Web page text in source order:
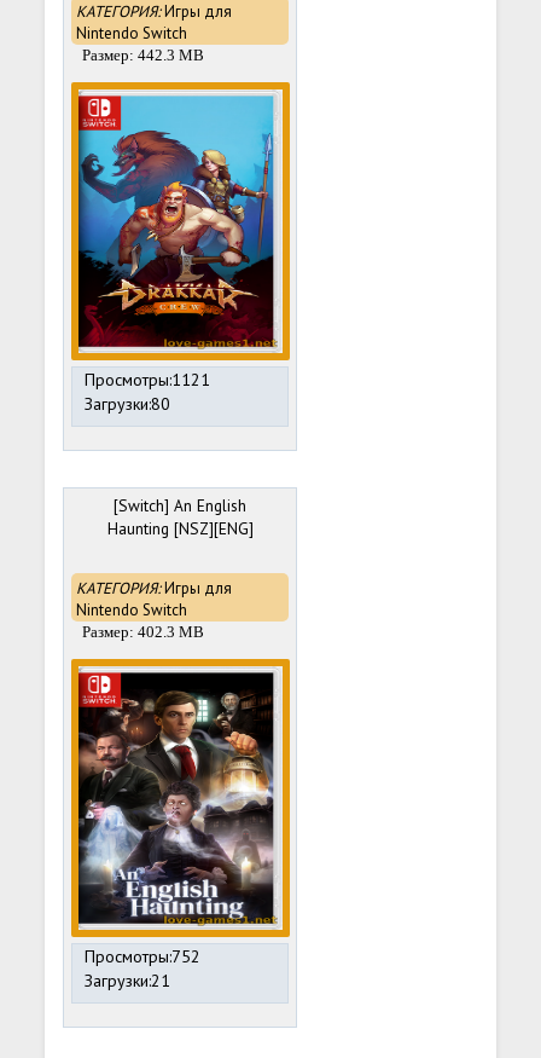
КАТЕГОРИЯ:Игры для
Nintendo Switch
Размер: 442.3 MB
Просмотры:1121
Загрузки:80
[Switch] An English
Haunting [NSZ][ENG]
КАТЕГОРИЯ:Игры для
Nintendo Switch
Размер: 402.3 MB
Просмотры:752
Загрузки:21